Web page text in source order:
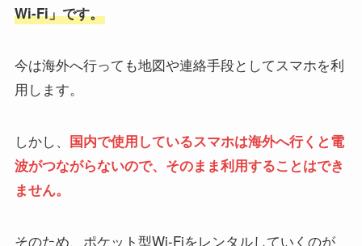
Wi-Fi」です。
今は海外へ行っても地図や連絡手段としてスマホを利
用します。
しかし、 国内で使用しているスマホは海外へ行くと電
波がつながらないので、そのまま利用することはでき
ません。
そのため、ポケット型Wi-Fiをレンタルしていくのが